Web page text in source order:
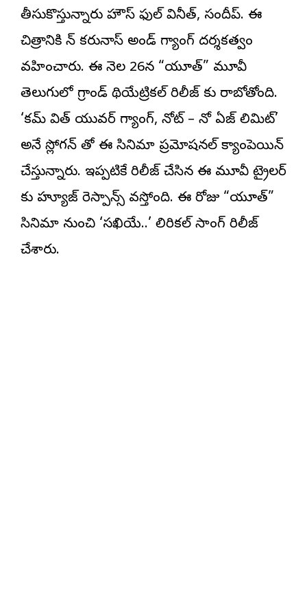
తీసుకొస్తున్నారు హౌస్ ఫుల్ వినీత్, సందీప్. ఈ
చిత్రానికి కెన్ కరునాస్ అండ్ గ్యాంగ్ దర్శకత్వం
వహించారు. ఈ నెల 26న “యూత్” మూవీ
తెలుగులో గ్రాండ్ థియేట్రికల్ రిలీజ్ కు రాబోతోంది.
‘కమ్ విత్ యువర్ గ్యాంగ్, నోట్ – నో ఏజ్ లిమిట్’
అనే స్లోగన్ తో ఈ సినిమా ప్రమోషనల్ క్యాంపెయిన్
చేస్తున్నారు. ఇప్పటికే రిలీజ్ చేసిన ఈ మూవీ ట్రైలర్
కు హ్యూజ్ రెస్పాన్స్ వస్తోంది. ఈ రోజు “యూత్”
సినిమా నుంచి ‘సఖియే..’ లిరికల్ సాంగ్ రిలీజ్
చేశారు.